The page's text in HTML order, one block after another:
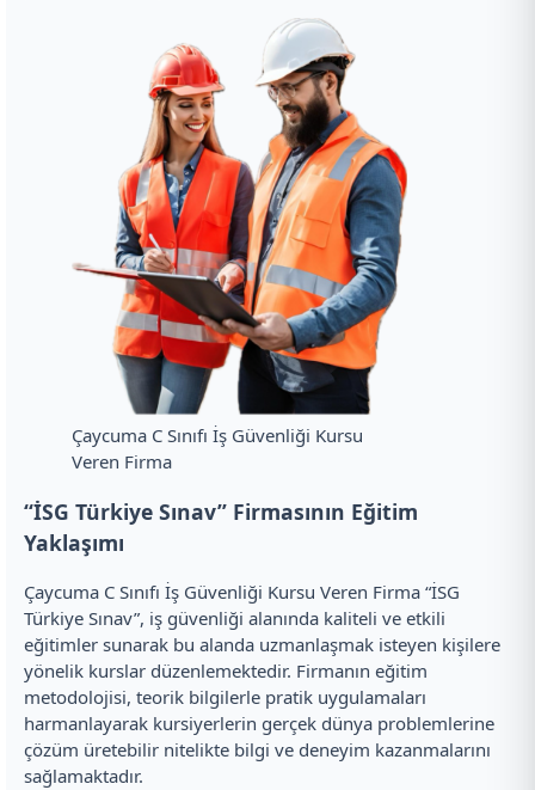
Çaycuma C Sınıfı İş Güvenliği Kursu
Veren Firma
“İSG Türkiye Sınav” Firmasının Eğitim
Yaklaşımı
Çaycuma C Sınıfı İş Güvenliği Kursu Veren Firma “İSG
Türkiye Sınav”, iş güvenliği alanında kaliteli ve etkili
eğitimler sunarak bu alanda uzmanlaşmak isteyen kişilere
yönelik kurslar düzenlemektedir. Firmanın eğitim
metodolojisi, teorik bilgilerle pratik uygulamaları
harmanlayarak kursiyerlerin gerçek dünya problemlerine
çözüm üretebilir nitelikte bilgi ve deneyim kazanmalarını
sağlamaktadır.